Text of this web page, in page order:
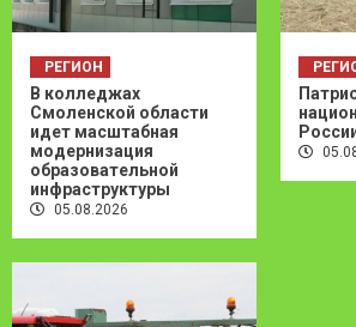
РЕГИОН
В колледжах
Смоленской области
идет масштабная
модернизация
образовательной
инфраструктуры
05.08.2026